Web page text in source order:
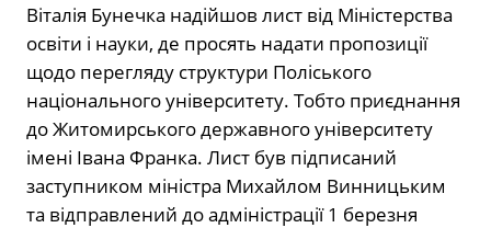
Віталія Бунечка надійшов лист від Міністерства
освіти і науки, де просять надати пропозиції
щодо перегляду структури Поліського
національного університету. Тобто приєднання
до Житомирського державного університету
імені Івана Франка. Лист був підписаний
заступником міністра Михайлом Винницьким
та відправлений до адміністрації 1 березня